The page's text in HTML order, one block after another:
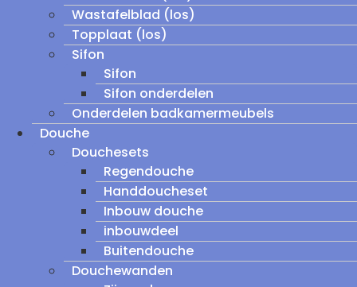
Wastafelblad (los)
Topplaat (los)
Sifon
Sifon
Sifon onderdelen
Onderdelen badkamermeubels
Douche
Douchesets
Regendouche
Handdoucheset
Inbouw douche
inbouwdeel
Buitendouche
Douchewanden